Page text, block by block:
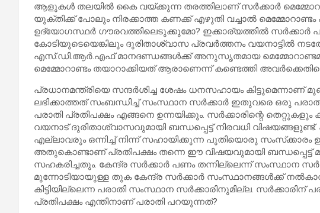
ആളുകള്‍ തലയില്‍ കൈ വയ്ക്കുന്ന തരത്തിലാണ് സര്‍ക്കാര്‍
യുക്തിക്ക് പോലും നിരക്കാത്ത കണക്ക് എഴുതി വച്ചാല്‍ മെമ്മോറാണ്ടം
ഉദ്യോഗസ്ഥര്‍ ഗൗരവത്തിലെടുക്കുമോ? ഇക്കാര്യത്തില്‍ സര്‍ക്കാര്‍
കോടിയുടെയെങ്കിലും ദുരിതാശ്വാസ പ്രവര്‍ത്തനം വയനാട്ടില്‍
എസ്.ഡി.ആര്‍.എഫ് മാനദണ്ഡങ്ങള്‍ക്ക് അനുസൃതമായ
മെമ്മോറാണ്ടം തയാറാക്കിയത് ആരാണെന്ന് കണ്ടെത്തി
പ്രധാനമന്ത്രിയെ സന്ദര്‍ശിച്ച ശേഷം ധനസഹായം കിട്ടുമെന്നാണ്
ലഭിക്കാത്തത് സംബന്ധിച്ച് സംസ്ഥാന സര്‍ക്കാര്‍ ഇതുവരെ ഒരു
പരാതി പ്രതിപക്ഷം എങ്ങനെ ഉന്നയിക്കും. സര്‍ക്കാരിന്റെ
വയനാട് ദുരിതാശ്വാസവുമായി ബന്ധപ്പെട്ട് നിരവധി
എല്ലാവരും ഒന്നിച്ച് നിന്ന് സഹായിക്കുന്ന പുതിയൊരു സംസ്‌ക്കാരം
അതുകൊണ്ടാണ് പ്രതിപക്ഷം തന്നെ ഈ വിഷയവുമായി ബന്ധപ്പെട്ട്
സഹകരിച്ചതും. കേന്ദ്ര സര്‍ക്കാര്‍ പണം തന്നില്ലെന്ന് സംസ്ഥാന
മുന്നോടിയായുള്ള തുക കേന്ദ്ര സര്‍ക്കാര്‍ സംസ്ഥാനങ്ങള്‍ക്ക്
കിട്ടിയില്ലെന്ന പരാതി സംസ്ഥാന സര്‍ക്കാരിനുമില്ല.
പ്രതിപക്ഷം എന്തിനാണ് പരാതി പറയുന്നത്?